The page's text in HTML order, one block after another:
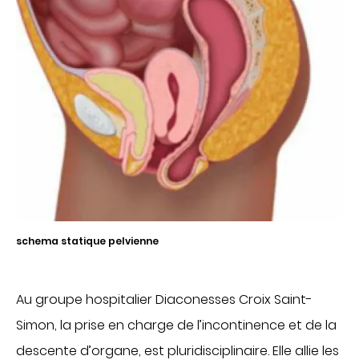
FAIRE UN DON
FR EN
Médecine interne
Oncologie
Proctologie
Rhumatologie
Soins palliatifs
Ville-hôpital
CHIRURGIE
Chirurgie digestive
Chirurgie gynécologique et mammaire
Chirurgie orthopédique et traumatologique
OBSTÉTRIQUE
Maternité
Centre de fertilité
schema statique pelvienne
Au groupe hospitalier Diaconesses Croix Saint-
Simon, la prise en charge de l’incontinence et de la
descente d’organe, est pluridisciplinaire. Elle allie les